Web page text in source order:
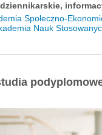
dziennikarskie,
Społeczno-
Nauk